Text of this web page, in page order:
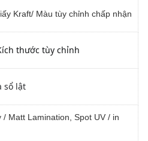
Kraft/ Màu tùy chỉnh chấp nhận
thước tùy chỉnh
sổ lật
/ Matt Lamination, Spot UV / in